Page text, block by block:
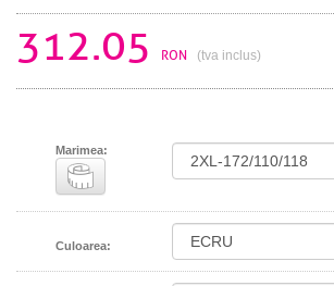
312.05 RON (tva inclus)
Marimea:
Culoarea: